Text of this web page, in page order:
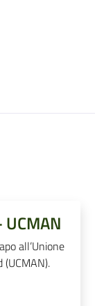
all’Unione